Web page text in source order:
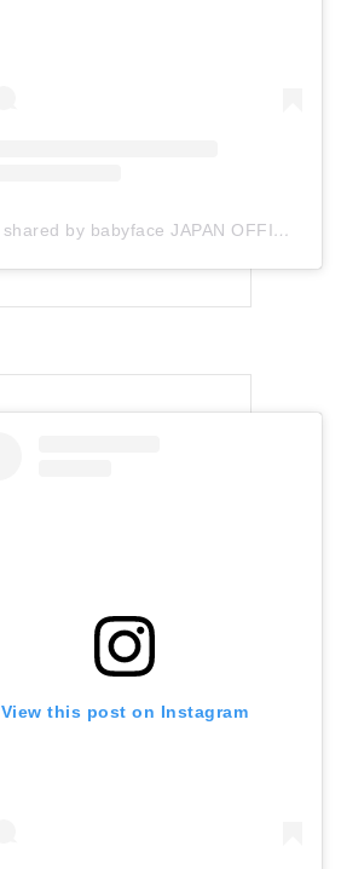
A post shared by babyface JAPAN OFFICIAL (@babyface_japan)
View this post on Instagram